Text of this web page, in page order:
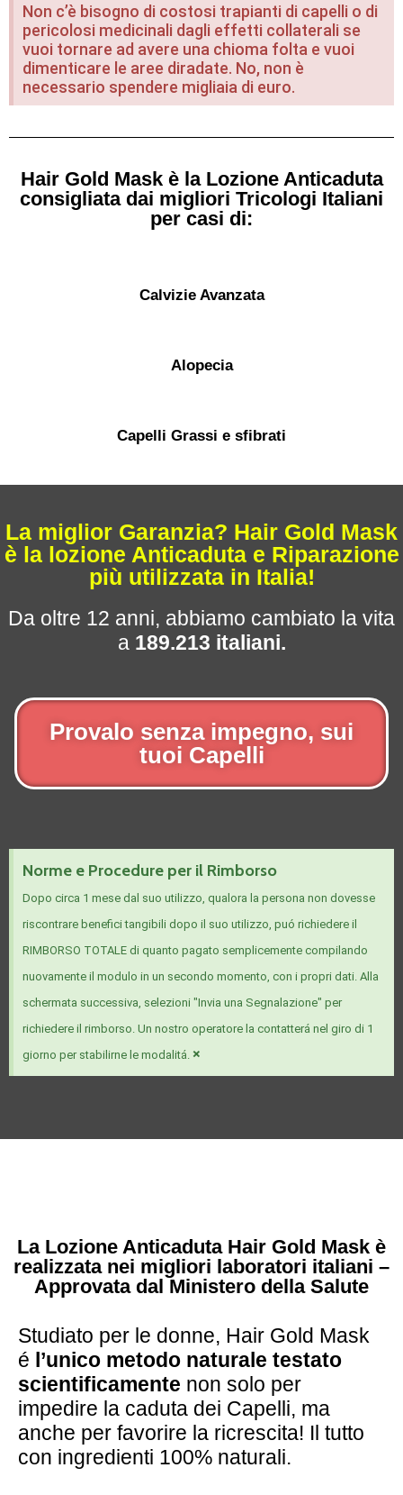
Non c’è bisogno di costosi trapianti di capelli o di
pericolosi medicinali dagli effetti collaterali se
vuoi tornare ad avere una chioma folta e vuoi
dimenticare le aree diradate. No, non è
necessario spendere migliaia di euro.
Hair Gold Mask è la Lozione Anticaduta
consigliata dai migliori Tricologi Italiani
per casi di:
Calvizie Avanzata
Alopecia
Capelli Grassi e sfibrati
La miglior Garanzia? Hair Gold Mask
è la lozione Anticaduta e Riparazione
più utilizzata in Italia!
Da oltre 12 anni, abbiamo cambiato la vita
a 189.213 italiani.
Provalo senza impegno, sui
tuoi Capelli
Norme e Procedure per il Rimborso
Dopo circa 1 mese dal suo utilizzo, qualora la persona non dovesse
riscontrare benefici tangibili dopo il suo utilizzo, puó richiedere il
RIMBORSO TOTALE di quanto pagato semplicemente compilando
nuovamente il modulo in un secondo momento, con i propri dati. Alla
schermata successiva, selezioni "Invia una Segnalazione" per
richiedere il rimborso. Un nostro operatore la contatterá nel giro di 1
giorno per stabilirne le modalitá. ×
La Lozione Anticaduta Hair Gold Mask è
realizzata nei migliori laboratori italiani –
Approvata dal Ministero della Salute
Studiato per le donne, Hair Gold Mask
é l’unico metodo naturale testato
scientificamente non solo per
impedire la caduta dei Capelli, ma
anche per favorire la ricrescita! Il tutto
con ingredienti 100% naturali.